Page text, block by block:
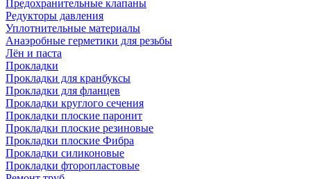
Предохранительные клапаны
Редукторы давления
Уплотнительные материалы
Анаэробные герметики для резьбы
Лён и паста
Прокладки
Прокладки для кранбуксы
Прокладки для фланцев
Прокладки круглого сечения
Прокладки плоские паронит
Прокладки плоские резиновые
Прокладки плоские Фибра
Прокладки силиконовые
Прокладки фторопластовые